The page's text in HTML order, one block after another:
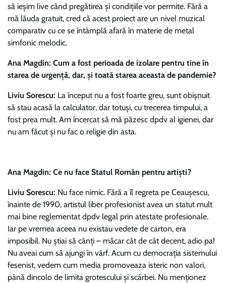
să ieşim live când pregătirea şi condiţiile vor permite. Fără a
mă lăuda gratuit, cred că acest proiect are un nivel muzical
comparativ cu ce se întâmplă afară în materie de metal
simfonic melodic.
Ana Magdin: Cum a fost perioada de izolare pentru tine în
starea de urgență, dar, și toată starea aceasta de pandemie?
Liviu Sorescu: La început nu a fost foarte greu, sunt obişnuit
să stau acasă la calculator, dar totuşi, cu trecerea timpului, a
fost prea mult. Am încercat să mă păzesc dpdv al igienei, dar
nu am făcut şi nu fac o religie din asta.
Ana Magdin: Ce nu face Statul Român pentru artiști?
Liviu Sorescu: Nu face nimic. Fără a îl regreta pe Ceauşescu,
înainte de 1990, artistul liber profesionist avea un statut mult
mai bine reglementat dpdv legal prin atestate profesionale.
Iar pe vremea aceea nu existau vedete de carton, era
imposibil. Nu ştiai să cânţi – măcar cât de cât decent, adio pa!
Nu aveai cum să ajungi în vârf. Acum cu democraţia sistemului
fesenist, vedem cum media promoveaza isteric non valori,
până dincolo de limita grotescului şi scârbei. Nu menţionez